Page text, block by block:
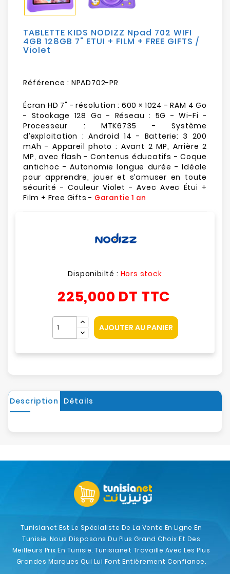
Loisirs
TABLETTE KIDS NODIZZ Npad 702 WIFI
4GB 128GB 7" ETUI + FILM + FREE GIFTS /
Violet
Référence : NPAD702-PR
Écran HD 7" - résolution : 600 × 1024 - RAM 4 Go
- Stockage 128 Go - Réseau : 5G - Wi-Fi -
Processeur : MTK6735 - Système
d’exploitation : Android 14 - Batterie: 3 200
mAh - Appareil photo : Avant 2 MP, Arrière 2
MP, avec flash - Contenus éducatifs - Coque
antichoc - Autonomie longue durée - Idéale
pour apprendre, jouer et s’amuser en toute
sécurité - Couleur Violet - Avec Avec Étui +
Film + Free Gifts - Garantie 1 an
Disponibilté : Hors stock
225,000 DT TTC
AJOUTER AU PANIER
Description Détails
Tunisianet Est Le Spécialiste De La Vente En Ligne En
Tunisie. Nous Disposons Du Plus Grand Choix Et Des
Meilleurs Prix En Tunisie. Tunisianet Travaille Avec Les Plus
Grandes Marques Qui Lui Font Entièrement Confiance.